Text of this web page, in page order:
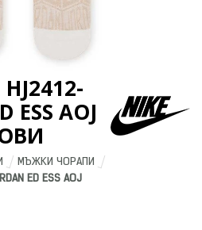
ESS AOJ
МЪЖКИ ЧОРАПИ
ED ESS AOJ